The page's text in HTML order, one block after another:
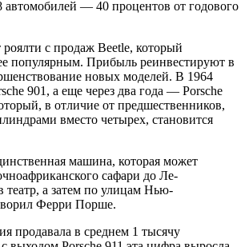
— 40 процентов от годового
с продаж Beetle, который
популярным. Прибыль реинвестируют в
новых моделей. В 1964
901, а еще через два года — Porsche
в отличие от предшественников,
вместо четырех, становится
машина, которая может
сафари до Ле-
театр, а затем по улицам Нью-
Ферри Порше.
продавала в среднем 1 тысячу